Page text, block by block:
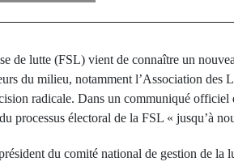
de lutte (FSL) vient de connaître un
du milieu, notamment l’Association
radicale. Dans un communiqué officiel
processus électoral de la FSL « jusqu’à
du comité national de gestion de la